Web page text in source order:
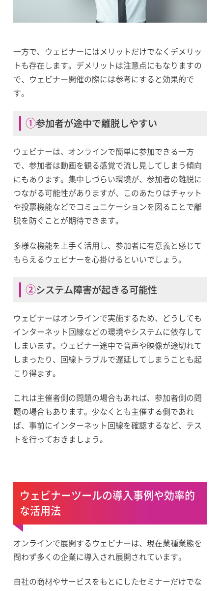
一方で、ウェビナーにはメリットだけでなくデメリッ
トも存在します。デメリットは注意点にもなりますの
で、ウェビナー開催の際には参考にすると効果的で
す。
①参加者が途中で離脱しやすい
ウェビナーは、オンラインで簡単に参加できる一方
で、参加者は動画を観る感覚で流し見してしまう傾向
にもあります。集中しづらい環境が、参加者の離脱に
つながる可能性がありますが、このあたりはチャット
や投票機能などでコミュニケーションを図ることで離
脱を防ぐことが期待できます。
多様な機能を上手く活用し、参加者に有意義と感じて
もらえるウェビナーを心掛けるといいでしょう。
②システム障害が起きる可能性
ウェビナーはオンラインで実施するため、どうしても
インターネット回線などの環境やシステムに依存して
しまいます。ウェビナー途中で音声や映像が途切れて
しまったり、回線トラブルで遅延してしまうことも起
こり得ます。
これは主催者側の問題の場合もあれば、参加者側の問
題の場合もあります。少なくとも主催する側であれ
ば、事前にインターネット回線を確認するなど、テス
トを行っておきましょう。
ウェビナーツールの導入事例や効率的
な活用法
オンラインで展開するウェビナーは、現在業種業態を
問わず多くの企業に導入され展開されています。
自社の商材やサービスをもとにしたセミナーだけでな